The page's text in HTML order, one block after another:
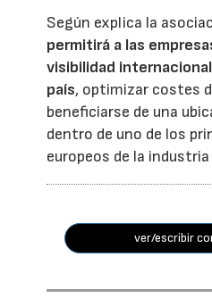
Según explica la
permitirá a las
visibilidad
país, optimizar costes
beneficiarse de una
dentro de uno de los
europeos de la
ver/escribir